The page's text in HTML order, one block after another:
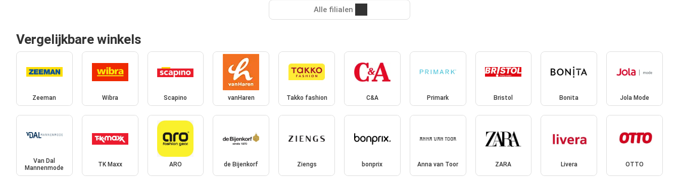
Alle filialen
Vergelijkbare winkels
Zeeman Wibra Scapino vanHaren Takko fashion C&A Primark Bristol Bonita Jola Mode
Van Dal
Mannenmode
TK Maxx ARO de Bijenkorf Ziengs bonprix Anna van Toor ZARA Livera OTTO